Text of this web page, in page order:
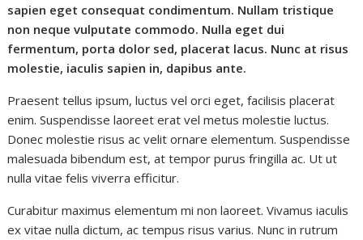
sapien eget consequat condimentum. Nullam tristique
non neque vulputate commodo. Nulla eget dui
fermentum, porta dolor sed, placerat lacus. Nunc at risus
molestie, iaculis sapien in, dapibus ante.
Praesent tellus ipsum, luctus vel orci eget, facilisis placerat
enim. Suspendisse laoreet erat vel metus molestie luctus.
Donec molestie risus ac velit ornare elementum. Suspendisse
malesuada bibendum est, at tempor purus fringilla ac. Ut ut
nulla vitae felis viverra efficitur.
Curabitur maximus elementum mi non laoreet. Vivamus iaculis
ex vitae nulla dictum, ac tempus risus varius. Nunc in rutrum